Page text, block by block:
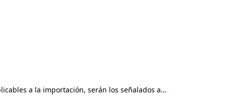
a la importación, serán los señalados a…